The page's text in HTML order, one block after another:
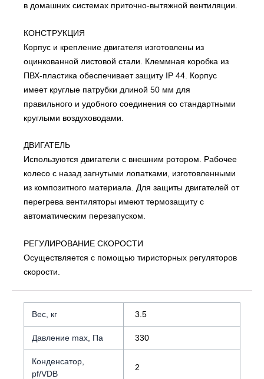
в домашних системах приточно-вытяжной вентиляции.
КОНСТРУКЦИЯ
Корпус и крепление двигателя изготовлены из
оцинкованной листовой стали. Клеммная коробка из
ПВХ-пластика обеспечивает защиту IP 44. Корпус
имеет круглые патрубки длиной 50 мм для
правильного и удобного соединения со стандартными
круглыми воздуховодами.
ДВИГАТЕЛЬ
Используются двигатели с внешним ротором. Рабочее
колесо с назад загнутыми лопатками, изготовленными
из композитного материала. Для защиты двигателей от
перегрева вентиляторы имеют термозащиту с
автоматическим перезапуском.
РЕГУЛИРОВАНИЕ СКОРОСТИ
Осуществляется с помощью тиристорных регуляторов
скорости.
Вес, кг 3.5
Давление max, Па 330
Конденсатор,
pf/VDB
2